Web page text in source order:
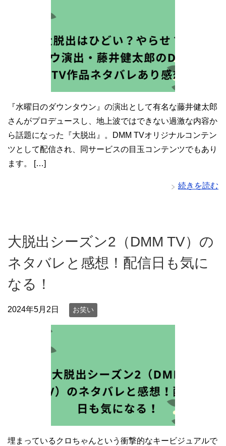
『水曜日のダウンタウン』の演出として有名な藤井健太郎
さんがプロデュースし、地上波ではできない過激な内容か
ら話題になった『大脱出』。DMM TVオリジナルコンテン
ツとして配信され、同サービスの目玉コンテンツでもあり
ます。 […]
続きを読む
大脱出シーズン2（DMM TV）の
ネタバレと感想！配信日も気に
なる！
2024年5月2日 お笑い
埋まっているクロちゃんという衝撃的なキービジュアルで